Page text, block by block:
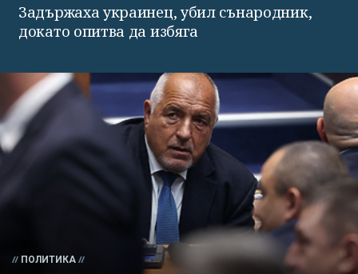
Задържаха украинец, убил сънародник,
докато опитва да избяга
ПОЛИТИКА